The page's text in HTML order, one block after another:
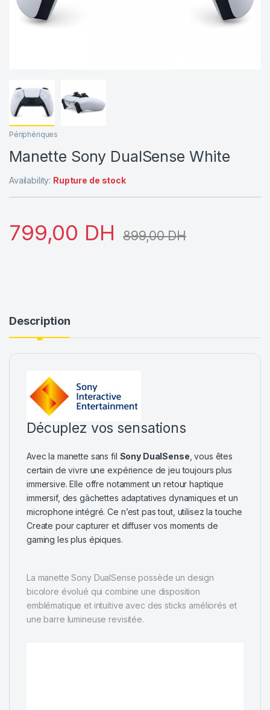
Périphériques
Manette Sony DualSense White
Availability: Rupture de stock
799,00 DH 899,00DH
Description
Décuplez vos sensations
Avec la manette sans fil Sony DualSense , vous êtes
certain de vivre une expérience de jeu toujours plus
immersive. Elle offre notamment un retour haptique
immersif, des gâchettes adaptatives dynamiques et un
microphone intégré. Ce n’est pas tout, utilisez la touche
Create pour capturer et diffuser vos moments de
gaming les plus épiques.
La manette Sony DualSense possède un design
bicolore évolué qui combine une disposition
emblématique et intuitive avec des sticks améliorés et
une barre lumineuse revisitée.